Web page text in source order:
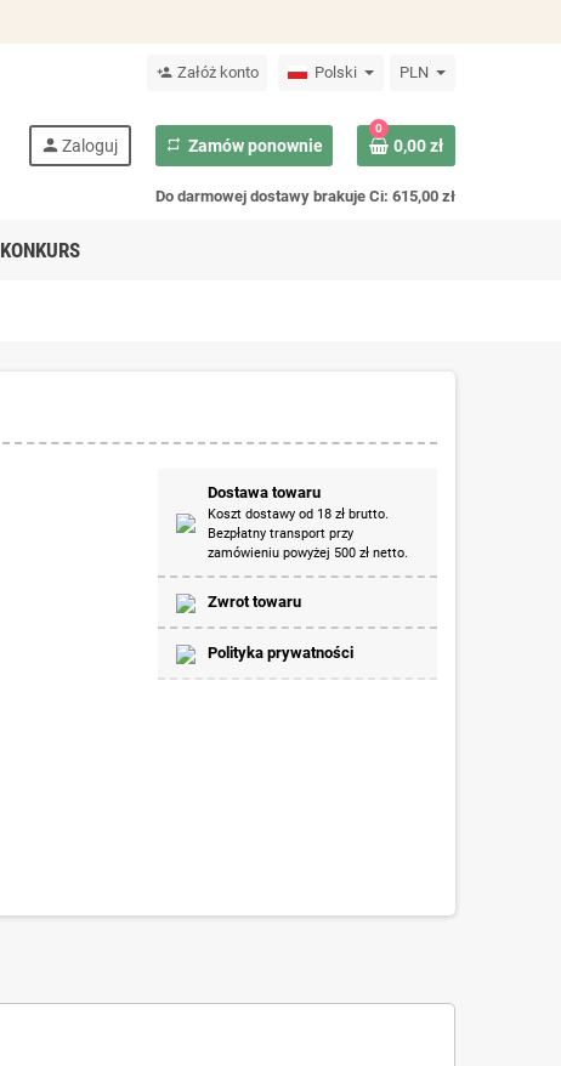
person_add Załóż konto Polski PLN
person Zaloguj repeat Zamów ponownie
0
0,00 zł
Do darmowej dostawy brakuje Ci: 615,00 zł
KONKURS
Dostawa towaru
Koszt dostawy od 18 zł brutto.
Bezpłatny transport przy
zamówieniu powyżej 500 zł netto.
Zwrot towaru
Polityka prywatności